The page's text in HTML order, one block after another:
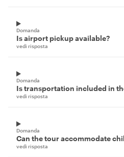
Domanda
Is airport pickup available?
vedi risposta
Domanda
Is transportation included in
vedi risposta
Domanda
Can the tour accommodate
vedi risposta